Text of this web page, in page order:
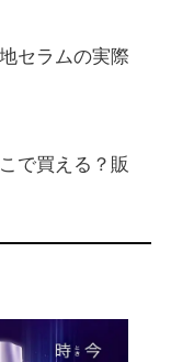
セラムの実際
で買える？販